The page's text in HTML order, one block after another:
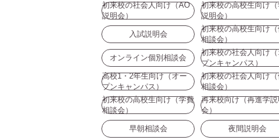
初来校の社会人向け（AO
説明会）
初来校の高校生向け
説明会）
入試説明会
初来校の高校生向け
相談会）
オンライン個別相談会
初来校の社会人向け
プンキャンパス）
高校1・2年生向け（オー
プンキャンパス）
初来校の社会人向け
相談会）
初来校の高校生向け（学費
相談会）
再来校向け（再進学
会）
早朝相談会 夜間説明会